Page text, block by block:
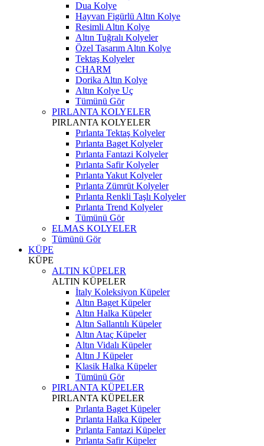
Dua Kolye
Hayvan Figürlü Altın Kolye
Resimli Altın Kolye
Altın Tuğralı Kolyeler
Özel Tasarım Altın Kolye
Tektaş Kolyeler
CHARM
Dorika Altın Kolye
Altın Kolye Uç
Tümünü Gör
PIRLANTA KOLYELER
PIRLANTA KOLYELER
Pırlanta Tektaş Kolyeler
Pırlanta Baget Kolyeler
Pırlanta Fantazi Kolyeler
Pırlanta Safir Kolyeler
Pırlanta Yakut Kolyeler
Pırlanta Zümrüt Kolyeler
Pırlanta Renkli Taşlı Kolyeler
Pırlanta Trend Kolyeler
Tümünü Gör
ELMAS KOLYELER
Tümünü Gör
KÜPE
KÜPE
ALTIN KÜPELER
ALTIN KÜPELER
İtaly Koleksiyon Küpeler
Altın Baget Küpeler
Altın Halka Küpeler
Altın Sallantılı Küpeler
Altın Ataç Küpeler
Altın Vidalı Küpeler
Altın J Küpeler
Klasik Halka Küpeler
Tümünü Gör
PIRLANTA KÜPELER
PIRLANTA KÜPELER
Pırlanta Baget Küpeler
Pırlanta Halka Küpeler
Pırlanta Fantazi Küpeler
Pırlanta Safir Küpeler